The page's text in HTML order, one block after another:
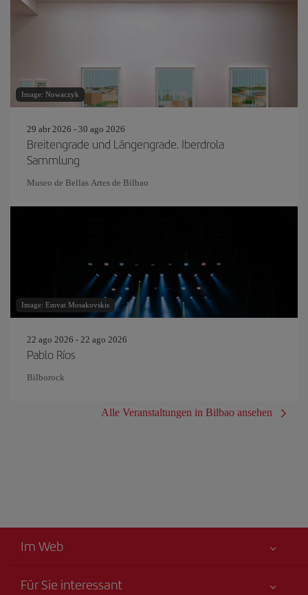
Image: Nowaczyk
29 abr 2026 - 30 ago 2026
Breitengrade und Längengrade. Iberdrola
Sammlung
Museo de Bellas Artes de Bilbao
Image: Emvat Mosakovskis
22 ago 2026 - 22 ago 2026
Pablo Ríos
Bilborock
Alle Veranstaltungen in Bilbao ansehen
Im Web
Für Sie interessant